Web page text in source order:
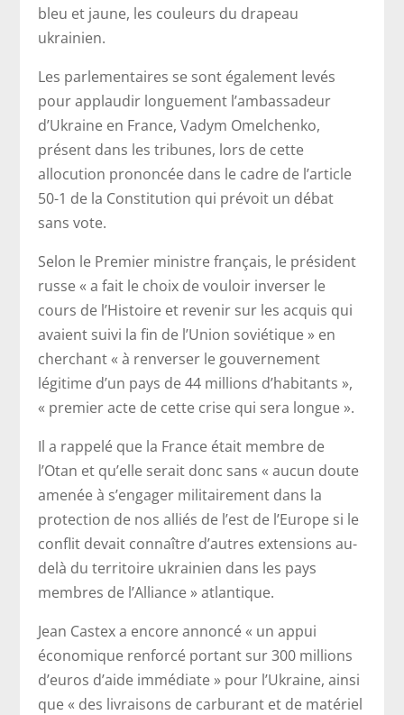
bleu et jaune, les couleurs du drapeau
ukrainien.
Les parlementaires se sont également levés
pour applaudir longuement l’ambassadeur
d’Ukraine en France, Vadym Omelchenko,
présent dans les tribunes, lors de cette
allocution prononcée dans le cadre de l’article
50-1 de la Constitution qui prévoit un débat
sans vote.
Selon le Premier ministre français, le président
russe « a fait le choix de vouloir inverser le
cours de l’Histoire et revenir sur les acquis qui
avaient suivi la fin de l’Union soviétique » en
cherchant « à renverser le gouvernement
légitime d’un pays de 44 millions d’habitants »,
« premier acte de cette crise qui sera longue ».
Il a rappelé que la France était membre de
l’Otan et qu’elle serait donc sans « aucun doute
amenée à s’engager militairement dans la
protection de nos alliés de l’est de l’Europe si le
conflit devait connaître d’autres extensions au-
delà du territoire ukrainien dans les pays
membres de l’Alliance » atlantique.
Jean Castex a encore annoncé « un appui
économique renforcé portant sur 300 millions
d’euros d’aide immédiate » pour l’Ukraine, ainsi
que « des livraisons de carburant et de matériel